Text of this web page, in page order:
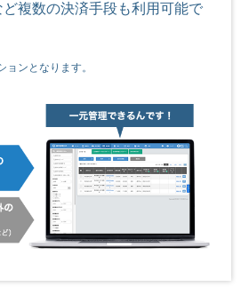
複数の決済手段も利用可能で
ンとなります。